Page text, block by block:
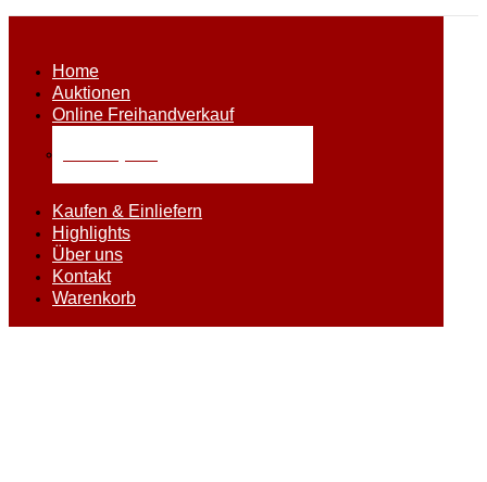
Home
Auktionen
Online Freihandverkauf
Kaufen & Einliefern
Highlights
Über uns
Kontakt
Warenkorb